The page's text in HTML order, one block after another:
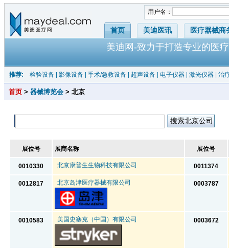
用户名：
首页 美迪医讯 医疗器械商
美迪网-致力于打造专业的医
推荐: 检验设备 影像设备 手术/急救设备 超声设备 电子仪器 激光仪器 治
首页 > 器械博览会 > 北京
展位号 展商名称 展位号
0010330 北京康普生生物科技有限公司 0011374
0012817 北京岛津医疗器械有限公司 0003787
0010583 美国史塞克（中国）有限公司 0003672